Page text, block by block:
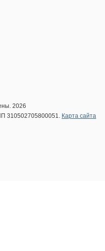
2026
310502705800051. Карта сайта